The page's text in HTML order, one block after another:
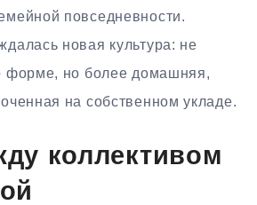
повседневности.
новая культура: не
форме, но более домашняя,
на собственном укладе.
коллективом